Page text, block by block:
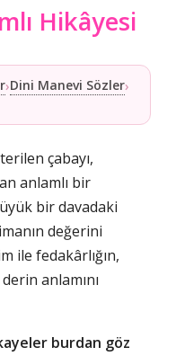
Hikâyesi
›Dini Manevi Sözler›
çabayı,
anlamlı bir
bir davadaki
değerini
ile fedakârlığın,
anlamını
burdan göz